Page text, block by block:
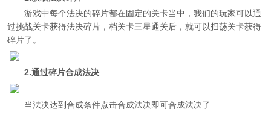
游戏中每个法决的碎片都在固定的关卡当中，我们的玩家可以通
过挑战关卡获得法决碎片，档关卡三星通关后，就可以扫荡关卡获得
碎片了。
2.通过碎片合成法决
当法决达到合成条件点击合成法决即可合成法决了